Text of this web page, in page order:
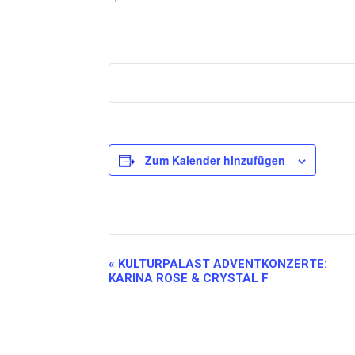
Zum Kalender hinzufügen
Veranstaltung-
« KULTURPALAST ADVENTKONZERTE:
KARINA ROSE & CRYSTAL F